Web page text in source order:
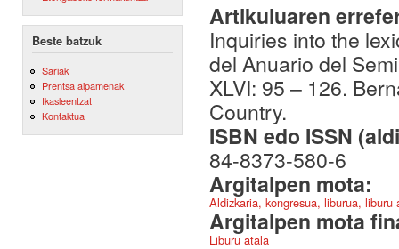
Beste batzuk
Sariak
Prentsa aipamenak
Ikasleentzat
Kontaktua
Artikuluaren
Inquiries into the
del Anuario del
XLVI: 95 – 126.
Country.
ISBN edo ISSN
84-8373-580-6
Argitalpen mota:
Aldizkaria, kongresua, liburua,
Argitalpen mota
Liburu atala